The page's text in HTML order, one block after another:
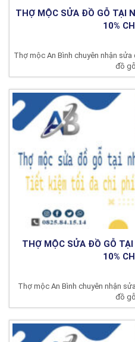
THỢ MỘC SỬA ĐỒ GỖ TẠI
10%
Thợ mộc An Bình chuyên nhận
đồ
THỢ MỘC SỬA ĐỒ GỖ
10%
Thợ mộc An Bình chuyên nhận
đồ gỗ